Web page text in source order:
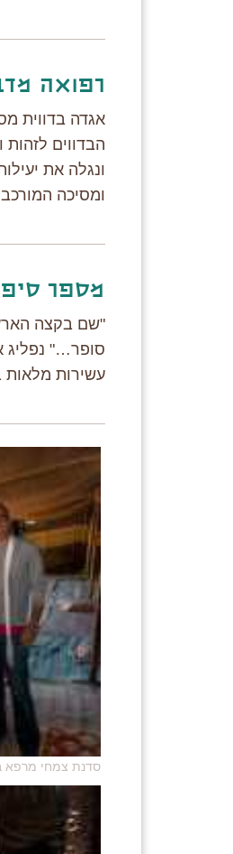
רפואה
אגדה בדווית
הבדווים
ונגלה את
ומסיכה
מספר
"שם בקצה הארץ
סופר…" נפליג
עשירות מלאות
סדנת צמחי מרפא